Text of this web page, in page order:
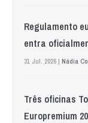
Regulamento
entra
31 Jul. 2026 | Nádia
Três oficinas
Europremium